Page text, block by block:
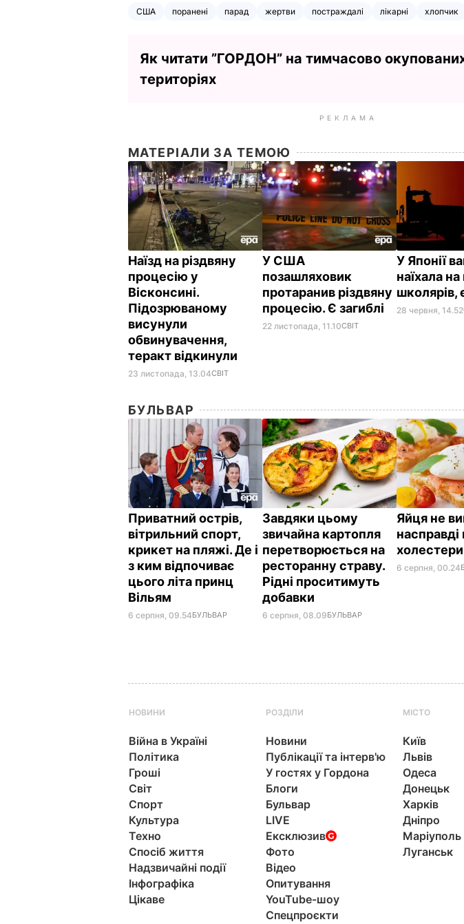
США поранені парад жертви постраждалі лікарні хлопчик
Як читати ”ГОРДОН” на тимчасово
територіях
РЕКЛАМА
МАТЕРІАЛИ ЗА ТЕМОЮ
Наїзд на різдвяну
процесію у
Вісконсині.
Підозрюваному
висунули
обвинувачення,
теракт відкинули
23 листопада, 13.04СВІТ
У США
позашляховик
протаранив різдвяну
процесію. Є загиблі
22 листопада, 11.10СВІТ
У Японії
наїхала
школярів,
28 червня, 14.52
БУЛЬВАР
Приватний острів,
вітрильний спорт,
крикет на пляжі. Де і
з ким відпочиває
цього літа принц
Вільям
6 серпня, 09.54БУЛЬВАР
Завдяки цьому
звичайна картопля
перетворюється на
ресторанну страву.
Рідні проситимуть
добавки
6 серпня, 08.09БУЛЬВАР
Яйця не
6 серпня, 00.24
НОВИНИ
Війна в Україні
Політика
Гроші
Світ
Спорт
Культура
Техно
Спосіб життя
Надзвичайні події
Інфографіка
Цікаве
РОЗДІЛИ
Новини
Публікації та інтерв'ю
У гостях у Гордона
Блоги
Бульвар
LIVE
Ексклюзив
Фото
Відео
Опитування
YouTube-шоу
Спецпроєкти
МІСТО
Київ
Львів
Одеса
Донецьк
Харків
Дніпро
Маріуполь
Луганськ